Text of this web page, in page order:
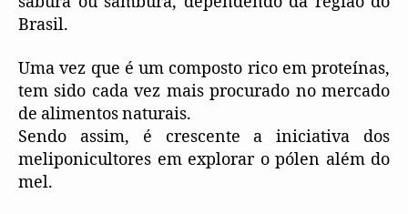
Brasil.
Uma vez que é um composto rico em proteínas,
tem sido cada vez mais procurado no mercado
de alimentos naturais.
Sendo assim, é crescente a iniciativa dos
meliponicultores em explorar o pólen além do
mel.